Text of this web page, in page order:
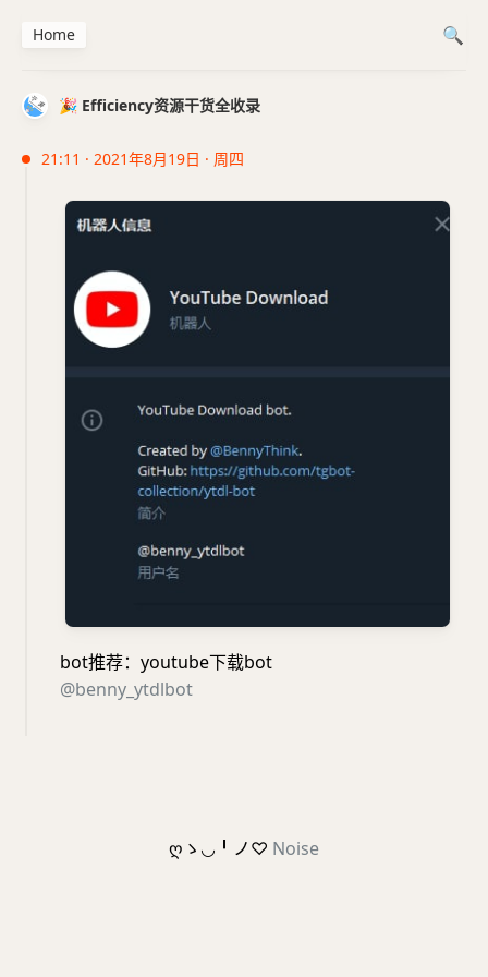
🎉 Efficiency资源干货全收录
21:11 · 2021年8月19日 · 周四
bot推荐：youtube下载bot
@benny_ytdlbot
Home
ღゝ◡╹ノ♡ Noise